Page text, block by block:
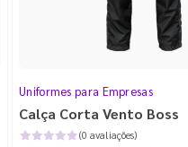
Uniformes para Empresas
Calça Corta Vento Boss
(0 avaliações)